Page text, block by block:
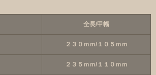
全長/甲幅
２３０ｍｍ/１０５ｍｍ
２３５ｍｍ/１１０ｍｍ